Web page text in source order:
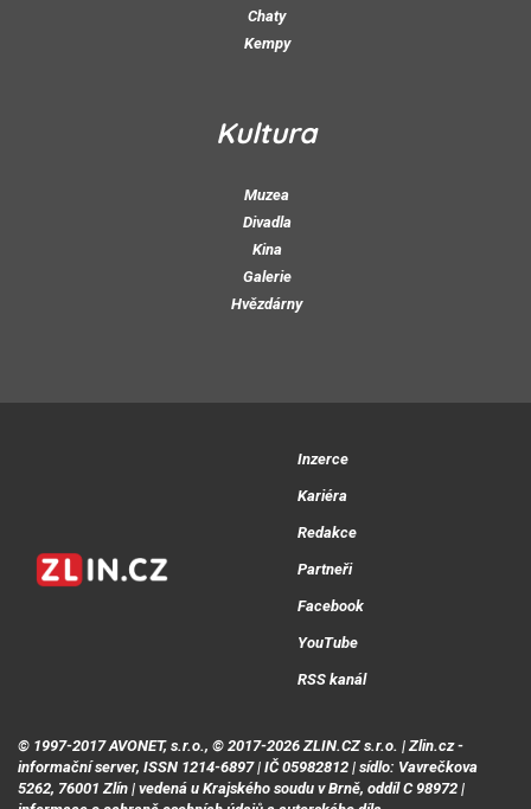
Chaty
Kempy
Kultura
Muzea
Divadla
Kina
Galerie
Hvězdárny
Inzerce
Kariéra
Redakce
Partneři
Facebook
YouTube
RSS kanál
© 1997-2017 AVONET, s.r.o., © 2017-2026 ZLIN.CZ s.r.o. | Zlin.cz -
informační server, ISSN 1214-6897 | IČ 05982812 | sídlo: Vavrečkova
5262, 76001 Zlín | vedená u Krajského soudu v Brně, oddíl C 98972 |